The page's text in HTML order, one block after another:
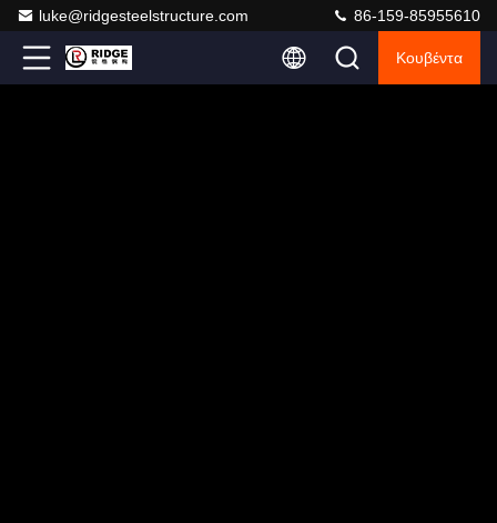
luke@ridgesteelstructure.com 86-159-85955610
Κουβέντα